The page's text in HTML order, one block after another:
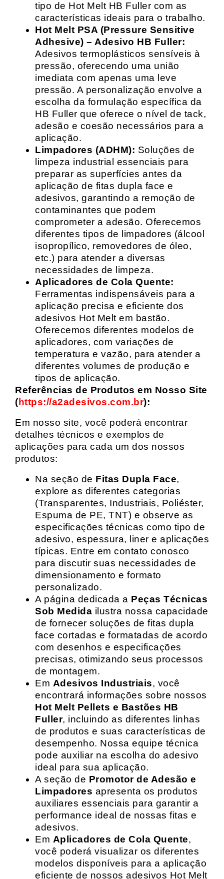
tipo de Hot Melt HB Fuller com as
características ideais para o trabalho.
Hot Melt PSA (Pressure Sensitive
Adhesive) – Adesivo HB Fuller:
Adesivos termoplásticos sensíveis à
pressão, oferecendo uma união
imediata com apenas uma leve
pressão. A personalização envolve a
escolha da formulação específica da
HB Fuller que oferece o nível de tack,
adesão e coesão necessários para a
aplicação.
Limpadores (ADHM): Soluções de
limpeza industrial essenciais para
preparar as superfícies antes da
aplicação de fitas dupla face e
adesivos, garantindo a remoção de
contaminantes que podem
comprometer a adesão. Oferecemos
diferentes tipos de limpadores (álcool
isopropílico, removedores de óleo,
etc.) para atender a diversas
necessidades de limpeza.
Aplicadores de Cola Quente:
Ferramentas indispensáveis para a
aplicação precisa e eficiente dos
adesivos Hot Melt em bastão.
Oferecemos diferentes modelos de
aplicadores, com variações de
temperatura e vazão, para atender a
diferentes volumes de produção e
tipos de aplicação.
Referências de Produtos em Nosso Site
(https://a2adesivos.com.br):
Em nosso site, você poderá encontrar
detalhes técnicos e exemplos de
aplicações para cada um dos nossos
produtos:
Na seção de Fitas Dupla Face,
explore as diferentes categorias
(Transparentes, Industriais, Poliéster,
Espuma de PE, TNT) e observe as
especificações técnicas como tipo de
adesivo, espessura, liner e aplicações
típicas. Entre em contato conosco
para discutir suas necessidades de
dimensionamento e formato
personalizado.
A página dedicada a Peças Técnicas
Sob Medida ilustra nossa capacidade
de fornecer soluções de fitas dupla
face cortadas e formatadas de acordo
com desenhos e especificações
precisas, otimizando seus processos
de montagem.
Em Adesivos Industriais, você
encontrará informações sobre nossos
Hot Melt Pellets e Bastões HB
Fuller, incluindo as diferentes linhas
de produtos e suas características de
desempenho. Nossa equipe técnica
pode auxiliar na escolha do adesivo
ideal para sua aplicação.
A seção de Promotor de Adesão e
Limpadores apresenta os produtos
auxiliares essenciais para garantir a
performance ideal de nossas fitas e
adesivos.
Em Aplicadores de Cola Quente,
você poderá visualizar os diferentes
modelos disponíveis para a aplicação
eficiente de nossos adesivos Hot Melt